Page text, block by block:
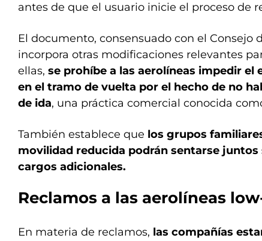
antes de que el usuario inicie el proceso de
El documento, consensuado con el Consejo
incorpora otras modificaciones relevantes
ellas, se prohíbe a las aerolíneas impedir el
en el tramo de vuelta por el hecho de no
de ida, una práctica comercial conocida
También establece que los grupos
movilidad reducida podrán sentarse
cargos adicionales.
Reclamos a las aerolíneas
En materia de reclamos, las compañías